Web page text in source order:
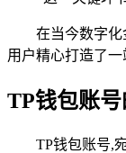
在当今数字
用户精心打造了
TP钱包账
TP钱包账号,